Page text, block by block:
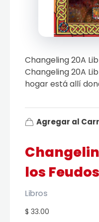
los Feudos
$ 33.00
Libros
Changeling 20A
Changeling 20A
hogar está allí
Agregar al